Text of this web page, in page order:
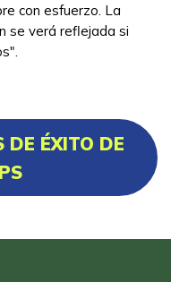
con esfuerzo. La
se verá reflejada si
DE ÉXITO DE